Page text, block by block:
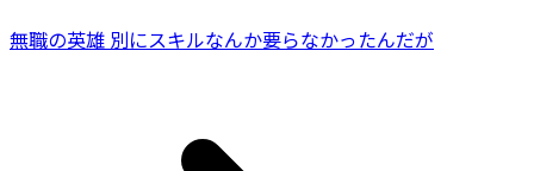
無職の英雄 別にスキルなんか要らなかったんだが